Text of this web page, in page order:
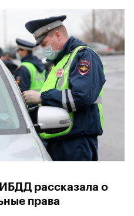
рассказала о
права